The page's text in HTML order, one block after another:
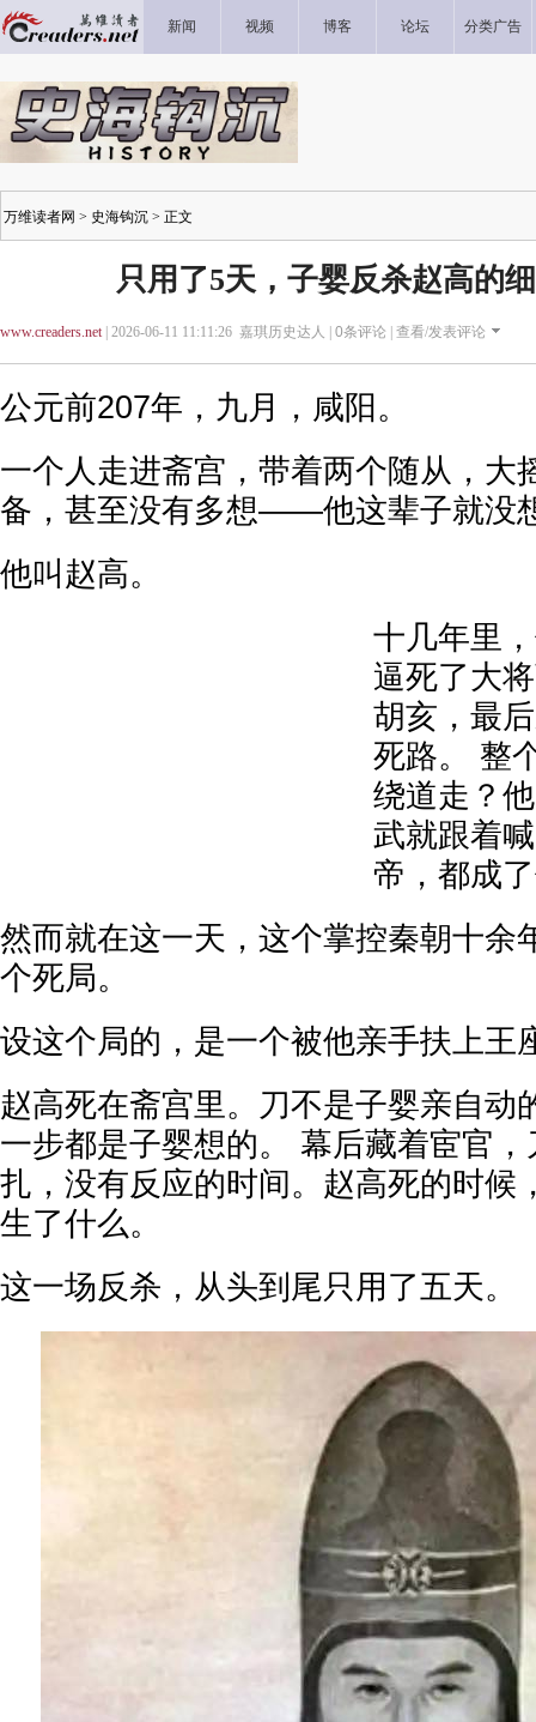
新闻 视频 博客 论坛 分类广告
万维读者网 > 史海钩沉 > 正文
只用了5天，子婴反杀赵高的
www.creaders.net| 2026-06-11 11:11:26 嘉琪历史达人 | 0条评论 | 查看/发表评论
公元前207年，九月，咸阳。
一个人走进斋宫，带着两个随从，大
备，甚至没有多想——他这辈子就没
他叫赵高。
十几年里
逼死了大
胡亥，最
死路。 整
绕道走？
武就跟着
帝，都成
然而就在这一天，这个掌控秦朝十余
个死局。
设这个局的，是一个被他亲手扶上
赵高死在斋宫里。刀不是子婴亲自动
一步都是子婴想的。 幕后藏着宦官
扎，没有反应的时间。赵高死的时候
生了什么。
这一场反杀，从头到尾只用了五天。